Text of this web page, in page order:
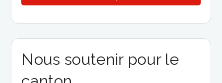
Nous soutenir pour le